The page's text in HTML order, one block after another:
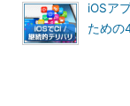
iOSア
ための